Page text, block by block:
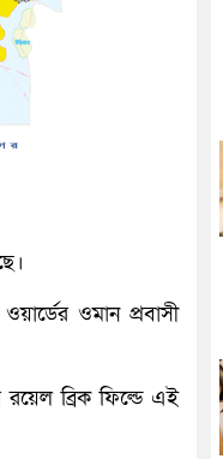
ওমান প্রবাসী
ব্রিক ফিল্ডে এই